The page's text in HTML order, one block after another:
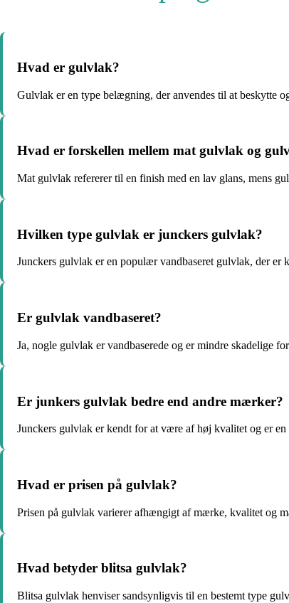
Hvad er gulvlak?
Gulvlak er en type belægning, der anvendes til at beskytte
Hvad er forskellen mellem mat gulvlak og
Mat gulvlak refererer til en finish med en lav glans, mens
Hvilken type gulvlak er junckers gulvlak?
Junckers gulvlak er en populær vandbaseret gulvlak, der er
Er gulvlak vandbaseret?
Ja, nogle gulvlak er vandbaserede og er mindre skadelige
Er junkers gulvlak bedre end andre mærker?
Junckers gulvlak er kendt for at være af høj kvalitet og er
Hvad er prisen på gulvlak?
Prisen på gulvlak varierer afhængigt af mærke, kvalitet og
Hvad betyder blitsa gulvlak?
Blitsa gulvlak henviser sandsynligvis til en bestemt type